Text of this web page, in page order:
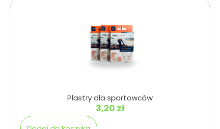
Plastry dla sportowców
3,20 zł